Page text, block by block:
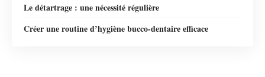
Le détartrage : une nécessité régulière
Créer une routine d’hygiène bucco-dentaire efficace